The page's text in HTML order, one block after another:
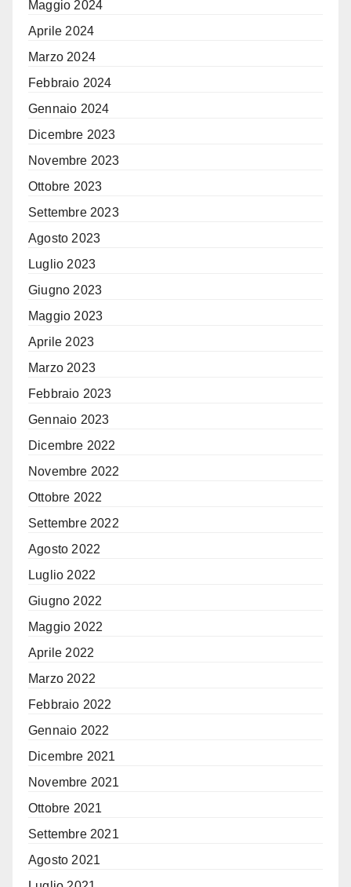
Maggio 2024
Aprile 2024
Marzo 2024
Febbraio 2024
Gennaio 2024
Dicembre 2023
Novembre 2023
Ottobre 2023
Settembre 2023
Agosto 2023
Luglio 2023
Giugno 2023
Maggio 2023
Aprile 2023
Marzo 2023
Febbraio 2023
Gennaio 2023
Dicembre 2022
Novembre 2022
Ottobre 2022
Settembre 2022
Agosto 2022
Luglio 2022
Giugno 2022
Maggio 2022
Aprile 2022
Marzo 2022
Febbraio 2022
Gennaio 2022
Dicembre 2021
Novembre 2021
Ottobre 2021
Settembre 2021
Agosto 2021